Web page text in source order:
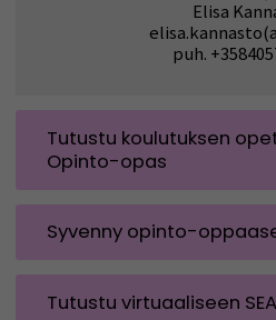
Elisa
puh.
Tutustu koulutuksen
Opinto-opas
Syvenny opinto-
Tutustu virtuaaliseen